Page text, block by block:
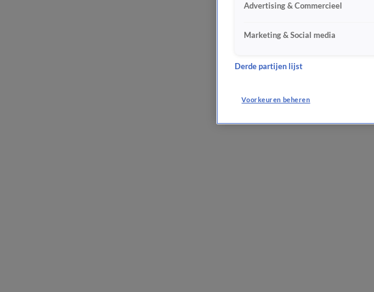
Advertising & Commercieel
Marketing & Social media
Derde partijen lijst
Voorkeuren beheren